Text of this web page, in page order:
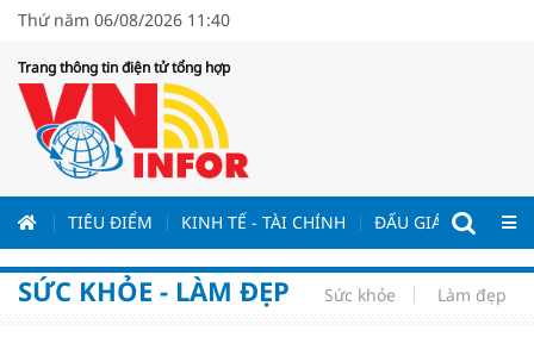
Thứ năm 06/08/2026 11:40
Trang thông tin điện tử tổng hợp
TIÊU ĐIỂM KINH TẾ - TÀI CHÍNH ĐẤU GIÁ - ĐẤU
SỨC KHỎE - LÀM ĐẸP Sức khỏe Làm đẹp